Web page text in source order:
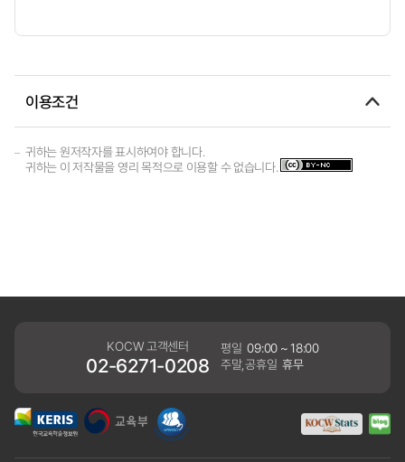
이용조건
귀하는 원저작자를 표시하여야 합니다.
귀하는 이 저작물을 영리 목적으로 이용할 수 없습니다.
KOCW 고객센터
02-6271-0208
평일 09:00 ~ 18:00
주말,공휴일 휴무